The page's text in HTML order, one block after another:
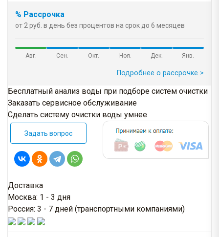
% Рассрочка
от 2 руб. в день без процентов на срок до 6 месяцев
Авг. Сен. Окт. Ноя. Дек. Янв.
Подробнее о рассрочке >
Бесплатный анализ воды при подборе систем очистки
Заказать сервисное обслуживание
Сделать систему очистки воды умнее
Задать вопрос
Доставка
Москва: 1 - 3 дня
Россия: 3 - 7 дней (транспортными компаниями)